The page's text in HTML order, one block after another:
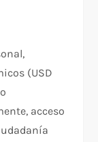
(USD
acceso